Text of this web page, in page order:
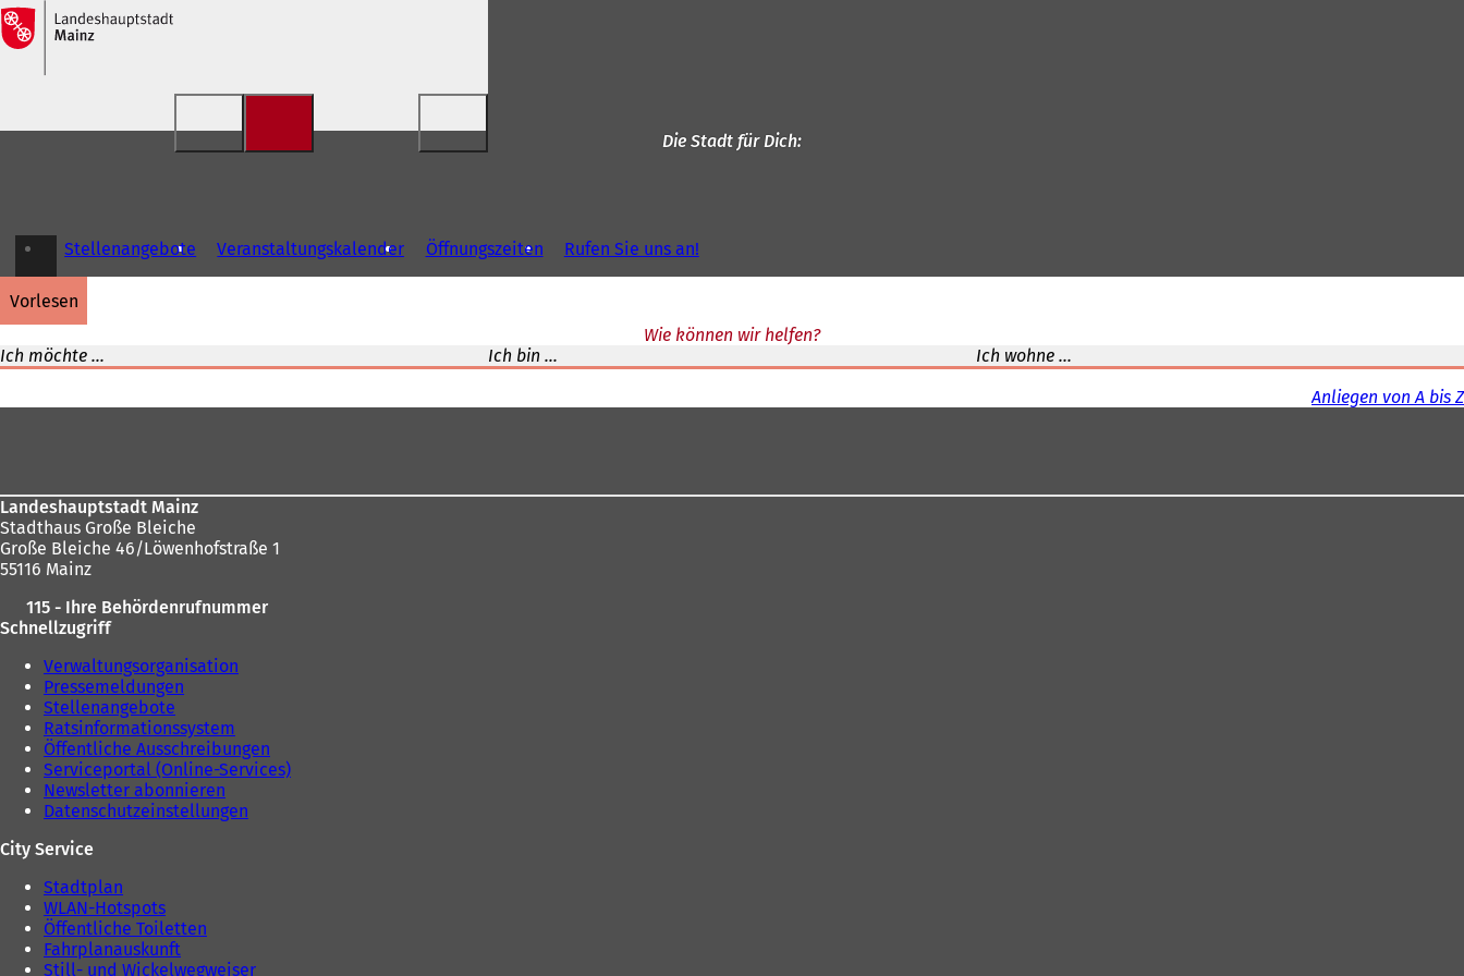
Inhalt anspringen
Die Stadt für Dich
Stellenangebote Veranstaltungskalender Öffnungszeiten Rufen Sie uns an!
vorlesen
Wie können wir helfen?
Ich möchte ...
Ich bin ...
Ich wohne ...
Anliegen von A bis Z
Landeshauptstadt Mainz
Stadthaus Große Bleiche
Große Bleiche 46/Löwenhofstraße 1
55116 Mainz
115 - Ihre Behördenrufnummer
Schnellzugriff
Verwaltungsorganisation
Pressemeldungen
Stellenangebote
Ratsinformationssystem
Öffentliche Ausschreibungen
Serviceportal (Online-Services)
Newsletter abonnieren
Datenschutzeinstellungen
City Service
Stadtplan
WLAN-Hotspots
Öffentliche Toiletten
Fahrplanauskunft
Still- und Wickelwegweiser